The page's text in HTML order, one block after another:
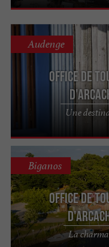
Office de
Une
Audenge
Office de
La
Biganos